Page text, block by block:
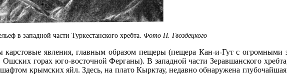
в западной части Туркестанского хребта. Фото Н. Гвоздецкого
карстовые явления, главным образом пещеры (пещера Кан-и-Гут с огромными
горах юго-восточной Ферганы). В западной части Зеравшанского
крымских яйл. Здесь, на плато Кырктау, недавно обнаружена